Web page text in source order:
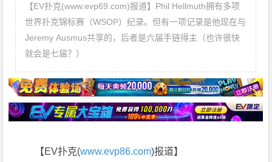
【EV扑克(www.evp69.com)报道】Phil Hellmuth拥有多项
世界扑克锦标赛（WSOP）纪录。但有一项记录是他现在与
Jeremy Ausmus共享的，后者是六届手链得主（也许很快
就会是七届？）
【EV扑克(www.evp86.com)报道】